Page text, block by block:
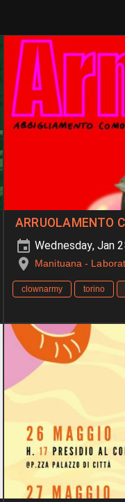
ARRUOLAMENTO
Wednesday, Jan
Manituana -
clownarmy torino